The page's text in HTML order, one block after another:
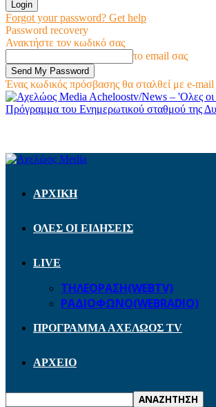
Forgot your password? Get help
Password recovery
Ανακτήστε τον κωδικό σας
το email σας
Ένας κωδικός πρόσβασης θα σταλθεί με e-mail
Acheloostv/News – 'Ολες οι
Πρόγραμμα του Ενημερωτικού σταθμού της
ΑΡΧΙΚΗ
ΟΛΕΣ ΟΙ ΕΙΔΗΣΕΙΣ
LIVE
ΤΗΛΕΟΡΑΣΗ(WEBTV)
ΡΑΔΙΟΦΩΝΟ(WEBRADIO)
ΠΡΟΓΡΑΜΜΑ ΑΧΕΛΩΟΣ TV
ΑΡΧΕΙΟ